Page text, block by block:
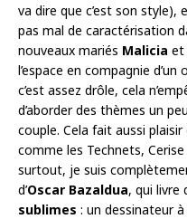
va dire que c’est son style),
pas mal de caractérisation
nouveaux mariés Malicia et
l’espace en compagnie
c’est assez drôle, cela
d’aborder des thèmes un
couple. Cela fait aussi
comme les Technets,
surtout, je suis
d’Oscar Bazaldua, qui livre
sublimes : un dessinateur à